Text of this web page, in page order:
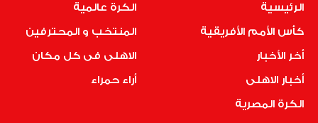
الرئيسية
كأس الأمم الأفريقية
أخر الأخبار
أخبار الاهلى
الكرة المصرية
الكرة عالمية
المنتخب و المحترفين
الاهلى فى كل مكان
أراء حمراء